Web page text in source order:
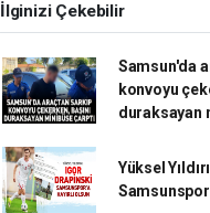
İlginizi Çekebilir
Samsun'da
konvoyu
duraksayan
Yüksel